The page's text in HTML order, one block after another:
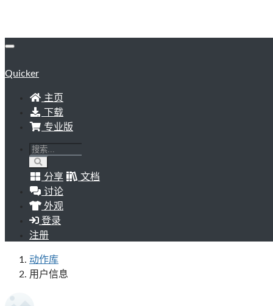
Quicker
主页
下载
专业版
分享
文档
讨论
外观
登录
注册
动作库
用户信息